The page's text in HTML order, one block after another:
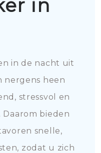
in
in de nacht uit
nergens heen
stressvol en
bieden
snelle,
zodat u zich